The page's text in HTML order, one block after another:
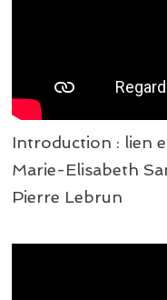
Introduction : lien
Marie-Elisabeth
Pierre Lebrun